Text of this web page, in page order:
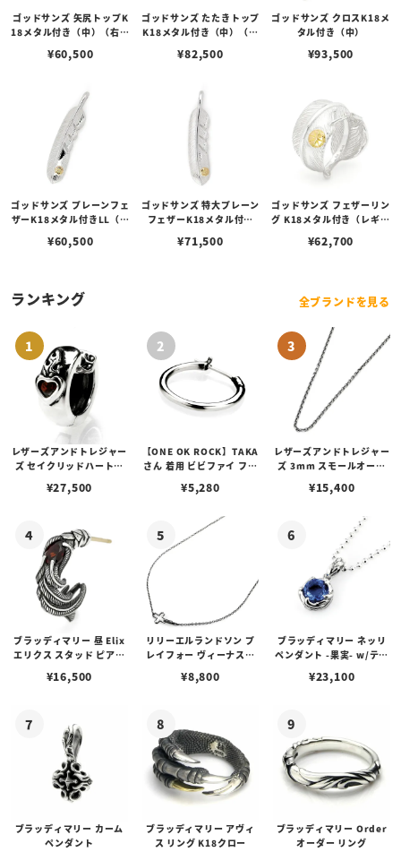
ゴッドサンズ 矢尻トップK
18メタル付き（中）（右向
¥60,500
ゴッドサンズ たたきトップ
K18メタル付き（中）（右
¥82,500
ゴッドサンズ クロスK18メ
タル付き（中）
¥93,500
ゴッドサンズ プレーンフェ
ザーK18メタル付きLL（右
¥60,500
ゴッドサンズ 特大プレーン
フェザーK18メタル付き
¥71,500
ゴッドサンズ フェザーリン
グ K18メタル付き（レギュ
¥62,700
ランキング 全ブランドを見る
レザーズアンドトレジャー
ズ セイクリッドハートピ
¥27,500
【ONE OK ROCK】TAKA
さん 着用 ビビファイ フー
¥5,280
レザーズアンドトレジャー
ズ 3mm スモールオーバ
ブスタークラスプ＆LTロ
¥15,400
ブラッディマリー 昼 Elix
エリクス スタッド ピアス
¥16,500
リリーエルランドソン プ
レイフォー ヴィーナスチ
¥8,800
ブラッディマリー ネッリ
ペンダント -果実- w/ティ
¥23,100
ブラッディマリー カーム
ペンダント
ブラッディマリー アヴィ
ス リング K18クロー
ブラッディマリー Order
オーダー リング